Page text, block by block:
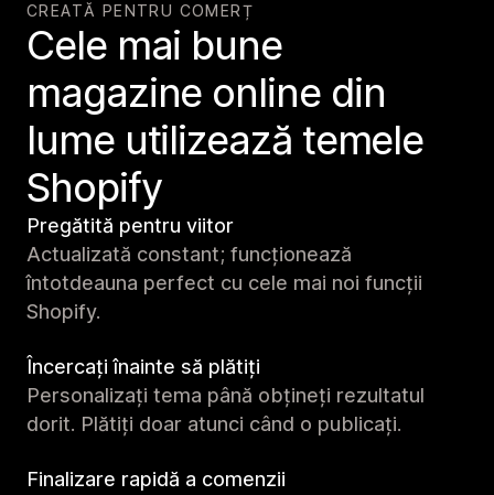
CREATĂ PENTRU COMERȚ
Cele mai bune
magazine online din
lume utilizează temele
Shopify
Pregătită pentru viitor
Actualizată constant; funcționează
întotdeauna perfect cu cele mai noi funcții
Shopify.
Încercați înainte să plătiți
Personalizați tema până obțineți rezultatul
dorit. Plătiți doar atunci când o publicați.
Finalizare rapidă a comenzii